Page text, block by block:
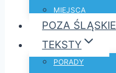
MIEJSCA
POZA ŚLĄSKIE
TEKSTY
PORADY